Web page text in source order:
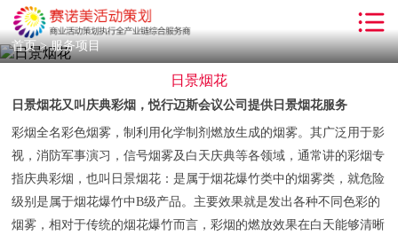
首页
客户案例
小丑气球
沙画表演
首页>服务项目
日景烟花
日景烟花又叫庆典彩烟，悦行迈斯会议公司提供日景烟花服务
彩烟全名彩色烟雾，制利用化学制剂燃放生成的烟雾。其广泛用于影
视，消防军事演习，信号烟雾及白天庆典等各领域，通常讲的彩烟专
指庆典彩烟，也叫日景烟花：是属于烟花爆竹类中的烟雾类，就危险
级别是属于烟花爆竹中B级产品。主要效果就是发出各种不同色彩的
烟雾，相对于传统的烟花爆竹而言，彩烟的燃放效果在白天能够清晰